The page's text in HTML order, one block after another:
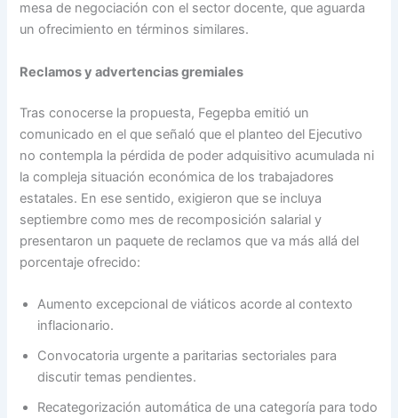
mesa de negociación con el sector docente, que aguarda
un ofrecimiento en términos similares.
Reclamos y advertencias gremiales
Tras conocerse la propuesta, Fegepba emitió un
comunicado en el que señaló que el planteo del Ejecutivo
no contempla la pérdida de poder adquisitivo acumulada ni
la compleja situación económica de los trabajadores
estatales. En ese sentido, exigieron que se incluya
septiembre como mes de recomposición salarial y
presentaron un paquete de reclamos que va más allá del
porcentaje ofrecido:
Aumento excepcional de viáticos acorde al contexto
inflacionario.
Convocatoria urgente a paritarias sectoriales para
discutir temas pendientes.
Recategorización automática de una categoría para todo